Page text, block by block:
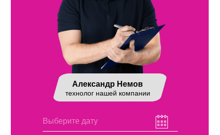
Александр Немов
технолог нашей компании